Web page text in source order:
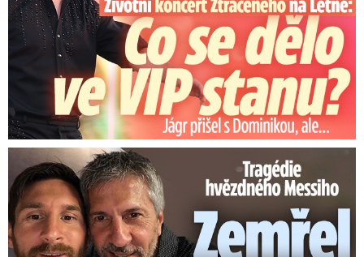
Tragédie hvězdného Messiho: Zemřel mu táta (†68)!